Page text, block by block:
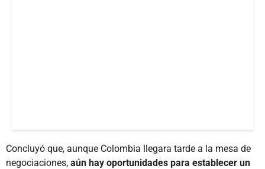
Concluyó que, aunque Colombia llegara tarde a la mesa de
negociaciones, aún hay oportunidades para establecer un